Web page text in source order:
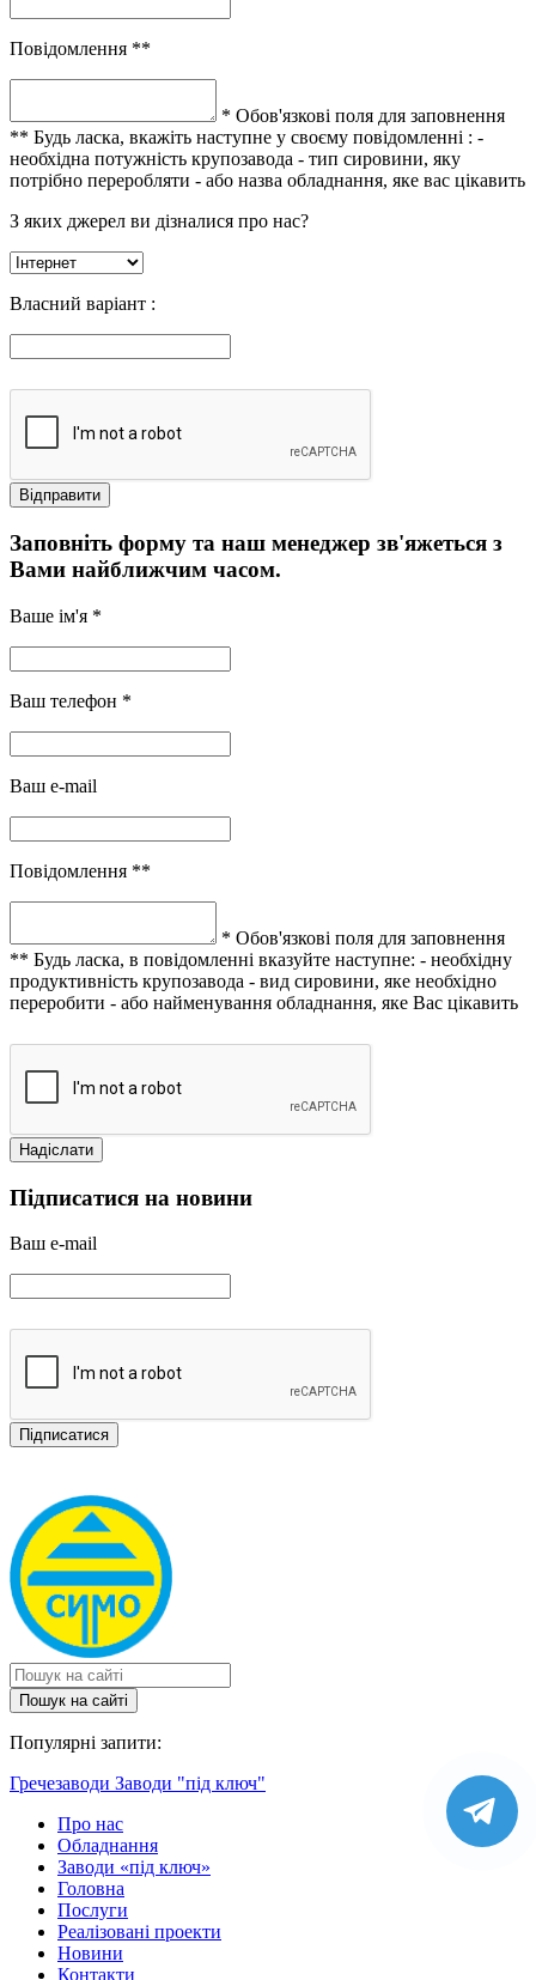
Повідомлення **
* Обов'язкові поля для заповнення
** Будь ласка, вкажіть наступне у своєму повідомленні : -
необхідна потужність крупозавода - тип сировини, яку
потрібно переробляти - або назва обладнання, яке вас цікавить
З яких джерел ви дізналися про нас?
Власний варіант :
Заповніть форму та наш менеджер зв'яжеться з
Вами найближчим часом.
Ваше ім'я *
Ваш телефон *
Ваш e-mail
Повідомлення **
* Обов'язкові поля для заповнення
** Будь ласка, в повідомленні вказуйте наступне: - необхідну
продуктивність крупозавода - вид сировини, яке необхідно
переробити - або найменування обладнання, яке Вас цікавить
Підписатися на новини
Ваш e-mail
Пошук на сайтi
Популярні запити:
Гречезаводи Заводи "під ключ"
Про нас
Обладнання
Заводи «під ключ»
Головна
Послуги
Реалізовані проекти
Новини
Контакти